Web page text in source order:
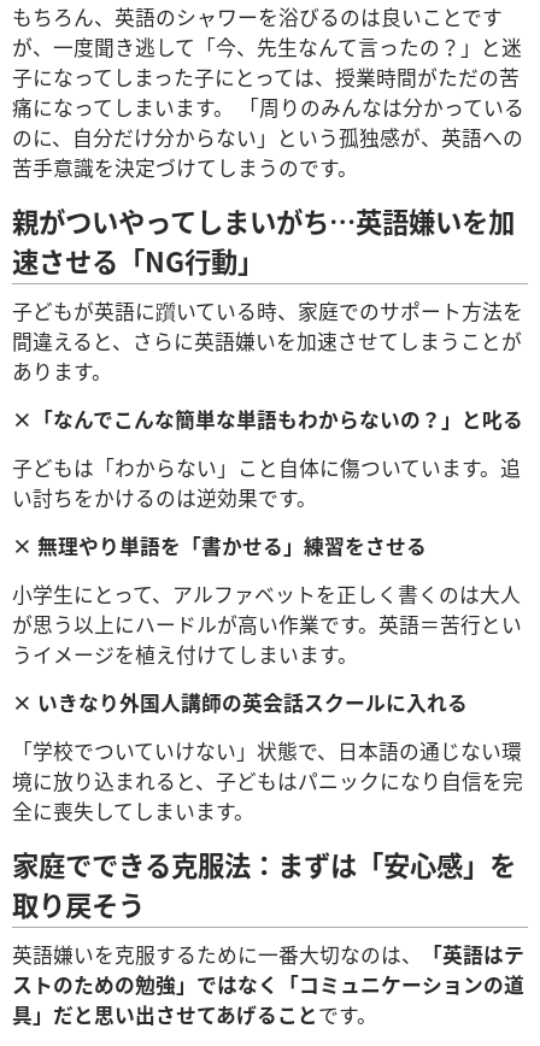
もちろん、英語のシャワーを浴びるのは良いことです
が、一度聞き逃して「今、先生なんて言ったの？」と迷
子になってしまった子にとっては、授業時間がただの苦
痛になってしまいます。 「周りのみんなは分かっている
のに、自分だけ分からない」という孤独感が、英語への
苦手意識を決定づけてしまうのです。
親がついやってしまいがち…英語嫌いを加
速させる「NG行動」
子どもが英語に躓いている時、家庭でのサポート方法を
間違えると、さらに英語嫌いを加速させてしまうことが
あります。
×「なんでこんな簡単な単語もわからないの？」と叱る
子どもは「わからない」こと自体に傷ついています。追
い討ちをかけるのは逆効果です。
× 無理やり単語を「書かせる」練習をさせる
小学生にとって、アルファベットを正しく書くのは大人
が思う以上にハードルが高い作業です。英語＝苦行とい
うイメージを植え付けてしまいます。
× いきなり外国人講師の英会話スクールに入れる
「学校でついていけない」状態で、日本語の通じない環
境に放り込まれると、子どもはパニックになり自信を完
全に喪失してしまいます。
家庭でできる克服法：まずは「安心感」を
取り戻そう
英語嫌いを克服するために一番大切なのは、
「英語はテ
ストのための勉強」ではなく「コミュニケーションの道
具」だと思い出させてあげることです。